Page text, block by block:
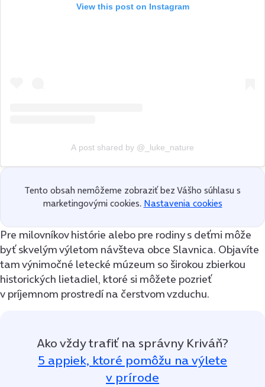
View this post on Instagram
A post shared by @_luke_nature
Tento obsah nemôžeme zobraziť bez Vášho súhlasu s
marketingovými cookies. Nastavenia cookies
Pre milovníkov histórie alebo pre rodiny s deťmi môže
byť skvelým výletom návšteva obce Slavnica. Objavíte
tam výnimočné letecké múzeum so širokou zbierkou
historických lietadiel, ktoré si môžete pozrieť
v príjemnom prostredí na čerstvom vzduchu.
Ako vždy trafiť na správny Kriváň?
5 appiek, ktoré pomôžu na výlete
v prírode